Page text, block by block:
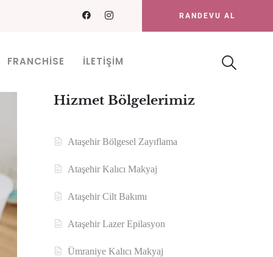
RANDEVU AL
FRANCHISE İLETIŞIM
Hizmet Bölgelerimiz
Ataşehir Bölgesel Zayıflama
Ataşehir Kalıcı Makyaj
Ataşehir Cilt Bakımı
Ataşehir Lazer Epilasyon
Ümraniye Kalıcı Makyaj